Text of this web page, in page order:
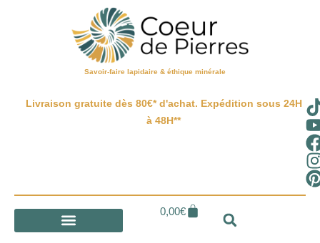
Savoir-faire lapidaire & éthique minérale
Livraison gratuite dès 80€* d'achat. Expédition sous 24H
à 48H**
0,00€